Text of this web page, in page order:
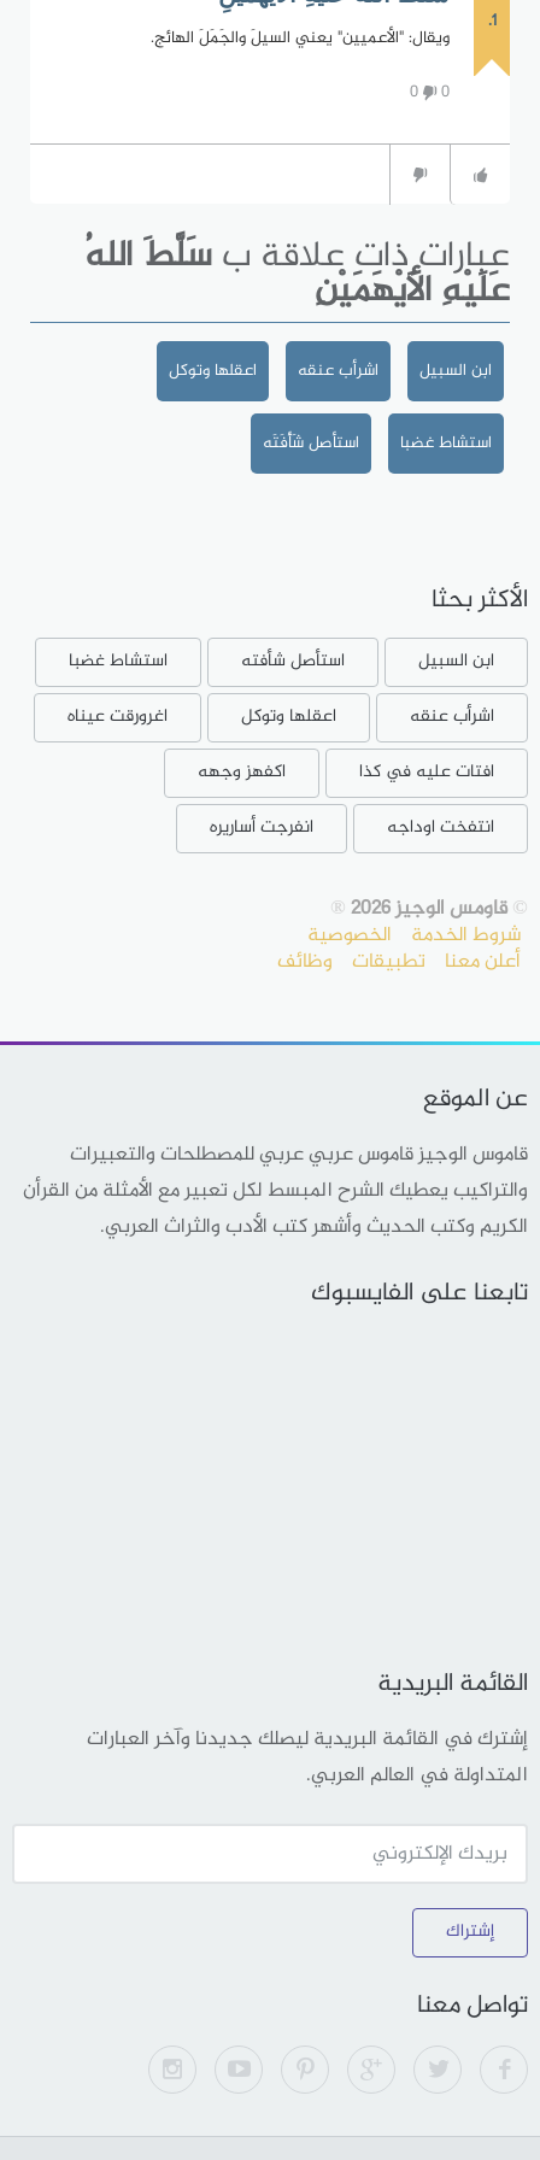
1.
ويقال: "الأعميين" يعني السيلَ والجَمَلَ الهائج.
0
0
عبارات ذات علاقة بسَلَّطَ اللهُ
عَلَيْهِ الأَيْهَمَيْنِ
ابن السبيل اشرأب عنقه اعقلها وتوكل
استشاط غضبا استأصل شَأْفَتَه
الأكثر بحثا
ابن السبيل استأصل شأفته
استشاط غضبا
اشرأب عنقه
اعقلها وتوكل
اغرورقت عيناه
افتات عليه في كذا
اكفهز وجهه
انتفخت اوداجه
انفرجت أساريره
©قاومس الوجيز 2026 ®
شروط الخدمة الخصوصية
أعلن معنا تطبيقات وظائف
عن الموقع
قاموس الوجيز قاموس عربي عربي للمصطلحات والتعبيرات
والتراكيب يعطيك الشرح المبسط لكل تعبير مع الأمثلة من القرأن
الكريم وكتب الحديث وأشهر كتب الأدب والثراث العربي.
تابعنا على الفايسبوك
القائمة البريدية
إشترك في القائمة البريدية ليصلك جديدنا وآخر العبارات
المتداولة في العالم العربي.
إشتراك
تواصل معنا